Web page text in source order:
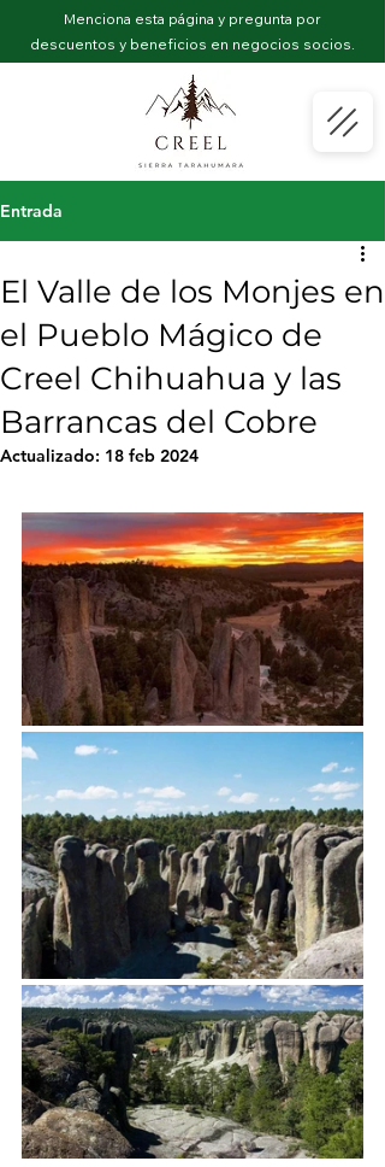
Menciona esta página y pregunta por
descuentos y beneficios en negocios socios.
Entrada
El Valle de los Monjes en
el Pueblo Mágico de
Creel Chihuahua y las
Barrancas del Cobre
Actualizado: 18 feb 2024